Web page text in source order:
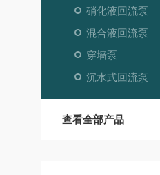
硝化液回流泵
混合液回流泵
穿墙泵
沉水式回流泵
查看全部产品